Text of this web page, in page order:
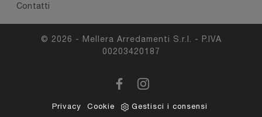
Contatti
© 2026 - Mellera Arredamenti S.r.l. - P.IVA
00203420187
Privacy Cookie Gestisci i consensi